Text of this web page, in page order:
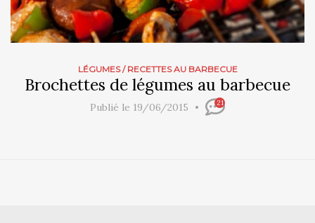
LÉGUMES/ RECETTES AU BARBECUE
Brochettes de légumes au barbecue
Publié le 19/06/2015 21